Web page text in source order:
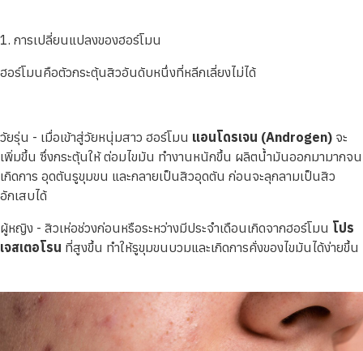
1. การเปลี่ยนแปลงของฮอร์โมน
ฮอร์โมนคือตัวกระตุ้นสิวอันดับหนึ่งที่หลีกเลี่ยงไม่ได้
วัยรุ่น - เมื่อเข้าสู่วัยหนุ่มสาว ฮอร์โมน แอนโดรเจน (Androgen) จะ
เพิ่มขึ้น ซึ่งกระตุ้นให้ ต่อมไขมัน ทำงานหนักขึ้น ผลิตน้ำมันออกมามากจน
เกิดการ อุดตันรูขุมขน และกลายเป็นสิวอุดตัน ก่อนจะลุกลามเป็นสิว
อักเสบได้
ผู้หญิง - สิวเห่อช่วงก่อนหรือระหว่างมีประจำเดือนเกิดจากฮอร์โมน โปร
เจสเตอโรน ที่สูงขึ้น ทำให้รูขุมขนบวมและเกิดการคั่งของไขมันได้ง่ายขึ้น